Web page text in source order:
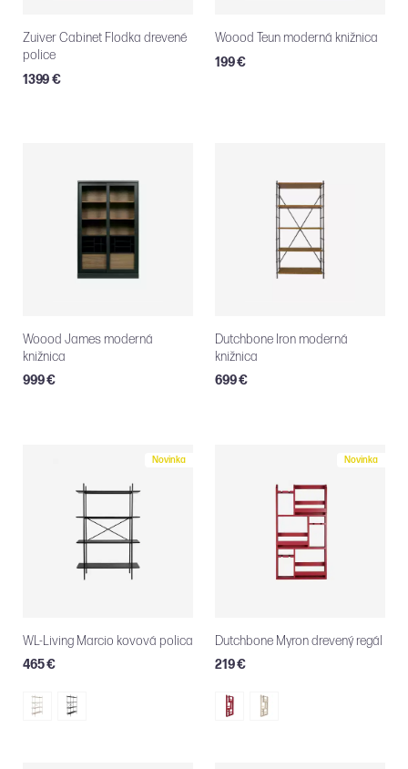
Zuiver Cabinet Flodka drevené
police
1399 €
Woood Teun moderná knižnica
199 €
Woood James moderná
knižnica
999 €
Dutchbone Iron moderná
knižnica
699 €
Novinka
WL-Living Marcio kovová polica
465 €
Novinka
Dutchbone Myron drevený regál
219 €